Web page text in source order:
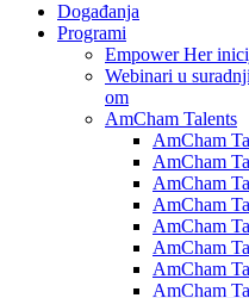
Događanja
Programi
Empower Her
Webinari u
om
AmCham Talents
AmCham
AmCham
AmCham
AmCham
AmCham
AmCham
AmCham
AmCham